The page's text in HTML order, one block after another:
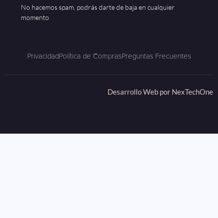
No hacemos spam, podrás darte de baja en cualquier
momento
PrivacidadPolítica de ComprasPreguntas Frecuentes
Desarrollo Web por NexTechOne